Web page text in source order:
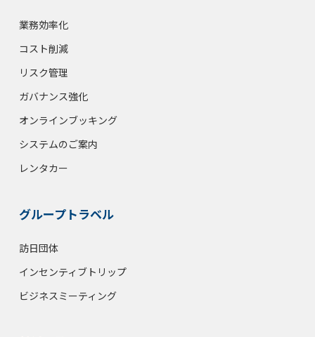
業務効率化
コスト削減
リスク管理
ガバナンス強化
オンラインブッキング
システムのご案内
レンタカー
グループトラベル
訪日団体
インセンティブトリップ
ビジネスミーティング